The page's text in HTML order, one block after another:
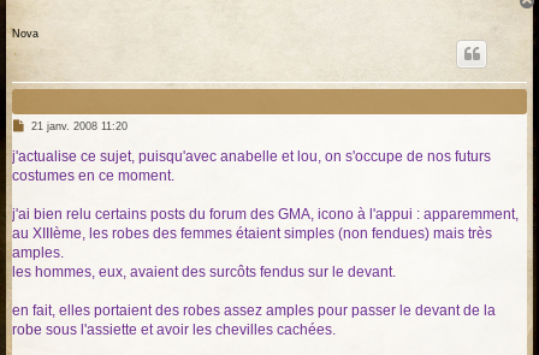
Nova
M
s
s
a
21 janv. 2008 11:20
j'actualise ce sujet, puisqu'avec anabelle et lou, on s'occupe de nos futurs
costumes en ce moment.
j'ai bien relu certains posts du forum des GMA, icono à l'appui : apparemment,
au XIIIème, les robes des femmes étaient simples (non fendues) mais très
amples.
les hommes, eux, avaient des surcôts fendus sur le devant.
en fait, elles portaient des robes assez amples pour passer le devant de la
robe sous l'assiette et avoir les chevilles cachées.